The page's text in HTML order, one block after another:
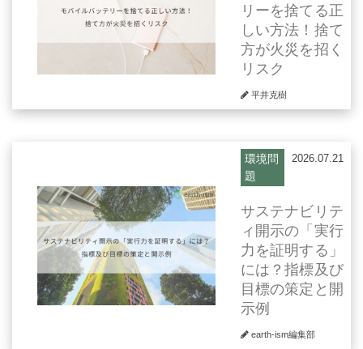
リーを捨てる正
しい方法！捨て
方が火災を招く
リスク
平井克樹
環境問
題
2026.07.21
サステナビリテ
ィ開示の「実行
力を証明する」
には？指標及び
目標の策定と開
示例
earth-ism編集部